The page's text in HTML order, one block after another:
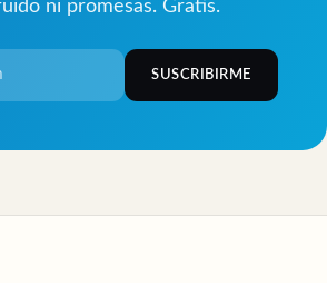
ni promesas. Gratis.
SUSCRIBIRME